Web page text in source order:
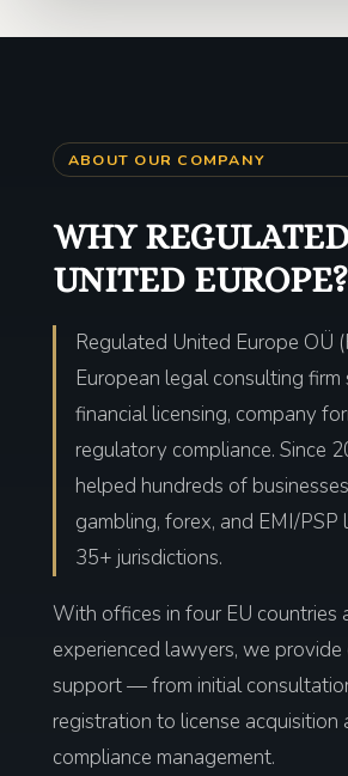
ABOUT OUR COMPANY
WHY
UNITED EUROPE?
Regulated United Europe OÜ
European legal consulting firm
financial licensing, company
regulatory compliance. Since
helped hundreds of
gambling, forex, and EMI/PSP
35+ jurisdictions.
With offices in four EU countries
experienced lawyers, we
support — from initial
registration to license acquisition
compliance management.